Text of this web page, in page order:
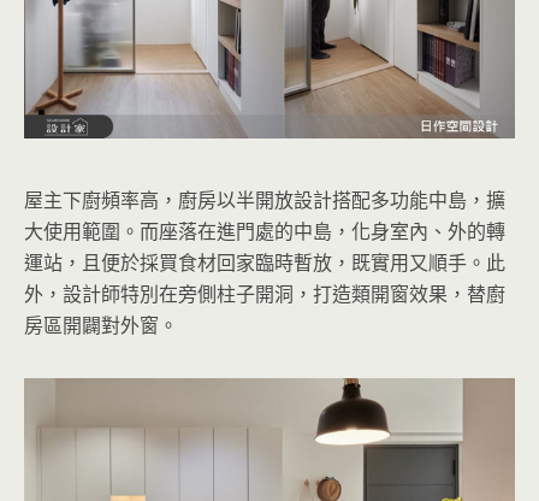
屋主下廚頻率高，廚房以半開放設計搭配多功能中島，擴
大使用範圍。而座落在進門處的中島，化身室內、外的轉
運站，且便於採買食材回家臨時暫放，既實用又順手。此
外，設計師特別在旁側柱子開洞，打造類開窗效果，替廚
房區開闢對外窗。